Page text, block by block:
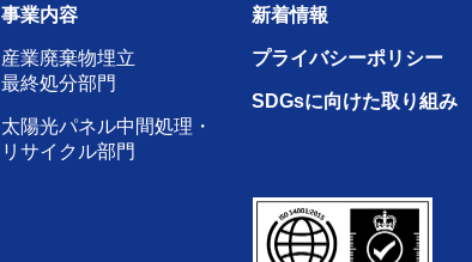
事業内容
産業廃棄物埋立
最終処分部門
太陽光パネル中間処理・
リサイクル部門
新着情報
プライバシーポリシー
SDGsに向けた取り組み